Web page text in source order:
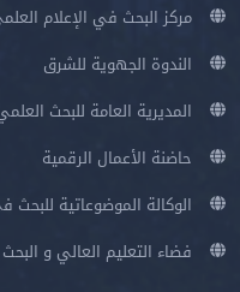
مركز البحث في الإعلام
الندوة الجهوية للشرق
المديرية العامة للبحث
حاضنة الأعمال الرقمية
الوكالة الموضوعاتية للبحث
فضاء التعليم العالي و